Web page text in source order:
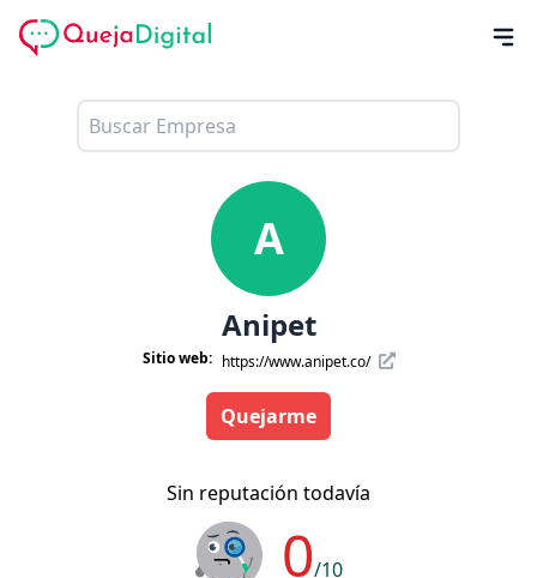
A
Anipet
Sitio web: https://www.anipet.co/
Quejarme
Sin reputación todavía
0/10